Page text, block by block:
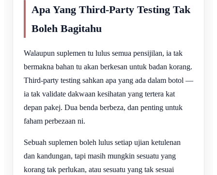
Apa Yang Third-Party Testing Tak
Boleh Bagitahu
Walaupun suplemen tu lulus semua pensijilan, ia tak
bermakna bahan tu akan berkesan untuk badan korang.
Third-party testing sahkan apa yang ada dalam botol —
ia tak validate dakwaan kesihatan yang tertera kat
depan pakej. Dua benda berbeza, dan penting untuk
faham perbezaan ni.
Sebuah suplemen boleh lulus setiap ujian ketulenan
dan kandungan, tapi masih mungkin sesuatu yang
korang tak perlukan, atau sesuatu yang tak sesuai